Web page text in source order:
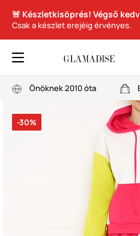
🚨 Készletkisöprés! Végső
Csak a készlet erejéig érvényes.
Önöknek 2010 óta
-30%